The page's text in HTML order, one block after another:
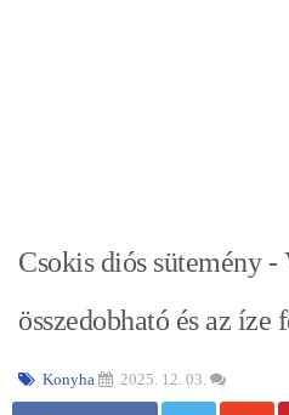
Csokis diós sütemény
összedobható és az íze
Konyha 2025. 12. 03.